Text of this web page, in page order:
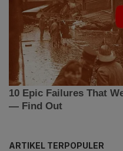
ARTIKEL TERPOPULER